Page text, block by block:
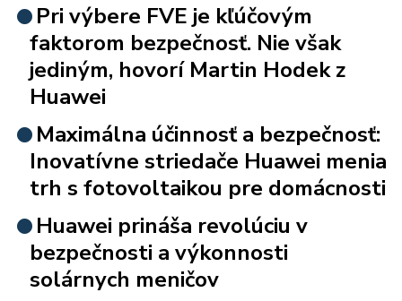
Pri výbere FVE je kľúčovým
faktorom bezpečnosť. Nie však
jediným, hovorí Martin Hodek z
Huawei
Maximálna účinnosť a bezpečnosť:
Inovatívne striedače Huawei menia
trh s fotovoltaikou pre domácnosti
Huawei prináša revolúciu v
bezpečnosti a výkonnosti
solárnych meničov